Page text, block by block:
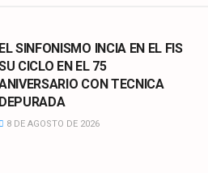
EL SINFONISMO INCIA EN EL FIS
CICLO EN EL 75
CON TECNICA
DEPURADA
8 DE AGOSTO DE 2026